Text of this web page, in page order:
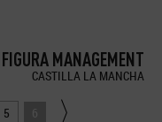
FIGURA MANAGEMENT
CASTILLA LA MANCHA
5 6